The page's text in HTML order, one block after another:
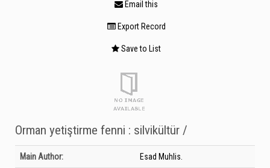
Email this
Export Record
Save to List
Orman yetiştirme fenni : silvikültür /
Bibliographic Details
Main Author: Esad Muhlis.